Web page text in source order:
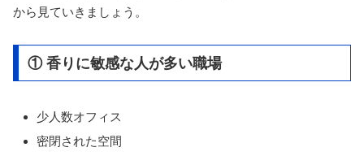
から見ていきましょう。
① 香りに敏感な人が多い職場
少人数オフィス
密閉された空間